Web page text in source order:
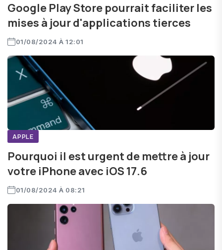
Google Play Store pourrait faciliter les
mises à jour d'applications tierces
01/08/2024 À 12:01
APPLE
Pourquoi il est urgent de mettre à jour
votre iPhone avec iOS 17.6
01/08/2024 À 08:21